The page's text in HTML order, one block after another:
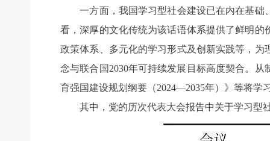
一方面，我国学习型社会建设已在内在基础
看，深厚的文化传统为该话语体系提供了鲜明
政策体系、多元化的学习形式及创新实践等，
念与联合国2030年可持续发展目标高度契合。
育强国建设规划纲要（2024—2035年）》等将学
其中，党的历次代表大会报告中关于学习型社